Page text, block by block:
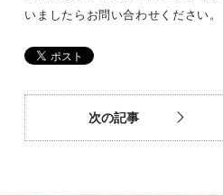
いましたらお問い合わせください。
次の記事